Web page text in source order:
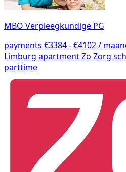
MBO Verpleegkundige PG
payments €3384 - €4102 /
Limburg apartmentZo Zorg
parttime